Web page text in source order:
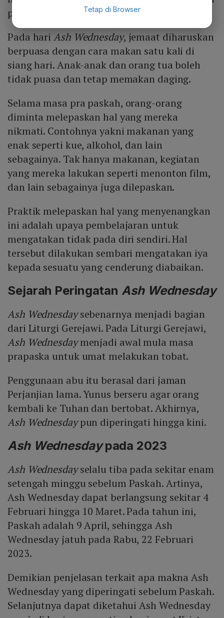
paskah.
Pada hari Ash Wednesday, jemaat diharuskan
berpuasa dengan cara makan satu kali di
siang hari. Anak-anak dan orang tua boleh
tidak puasa dan tetap memakan daging.
Selama masa pra paskah, orang-orang
diminta melepaskan hal yang mereka
nikmati. Contohnya yakni makanan yang
enak seperti kue, alkohol, dan lain
sebagainya. Tak hanya makanan, kegiatan
yang mereka lakukan seperti menonton film,
dan lain sebagainya juga dilepaskan.
Praktik melepaskan hal yang menyenangkan
ini adalah upaya pembelajaran untuk
mengatakan tidak pada diri sendiri. Hal
tersebut dilakukan sembari mengatakan iya
kepada sesuatu yang cenderung diabaikan.
Sejarah Peringatan Ash Wednesday
Ash Wednesdaysebenarnya menjadi bagian
dari Liturgi Gerejawi. Pada Liturgi Gerejawi,
Ash Wednesdaymenjadi awal mula masa
prapaska untuk umat melakukan tobat.
Penggunaan abu itu berasal dari jaman
Perjanjian lama. Yunus berseru agar orang
kembali ke Tuhan dan bertobat. Akhirnya,
Ash Wednesdaypun diperingati hingga kini.
Ash Wednesdaypada 2023
Ash Wednesdayselalu tiba pada sekitar enam
setengah minggu sebelum Paskah. Artinya,
Ash Wednesday dapat berlangsung sekitar 4
Februari hingga 10 Maret. Pada tahun ini,
Paskah adalah 9 April, sehingga Ash
Wednesday jatuh pada Rabu, 22 Februari
2023.
Demikian penjelasan terkait apa makna Ash
Wednesday yang diperingati sebelum Paskah.
Selanjutnya dapat diketahui Ash Wednesday
Tetap di Browser